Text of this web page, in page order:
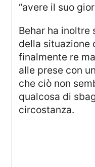
“avere il suo
Behar ha inoltre sottolineato l’eloquenza
della situazione
finalmente re
alle prese con
che ciò non
qualcosa di
circostanza.